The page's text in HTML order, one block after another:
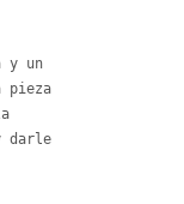
y un
pieza
darle